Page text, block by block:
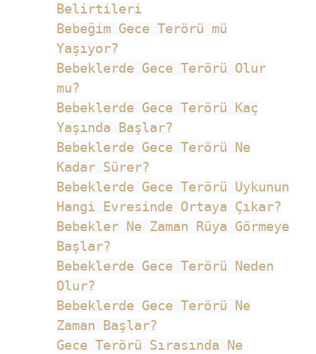
Belirtileri
Bebeğim Gece Terörü mü
Yaşıyor?
Bebeklerde Gece Terörü Olur
mu?
Bebeklerde Gece Terörü Kaç
Yaşında Başlar?
Bebeklerde Gece Terörü Ne
Kadar Sürer?
Bebeklerde Gece Terörü Uykunun
Hangi Evresinde Ortaya Çıkar?
Bebekler Ne Zaman Rüya Görmeye
Başlar?
Bebeklerde Gece Terörü Neden
Olur?
Bebeklerde Gece Terörü Ne
Zaman Başlar?
Gece Terörü Sırasında Ne